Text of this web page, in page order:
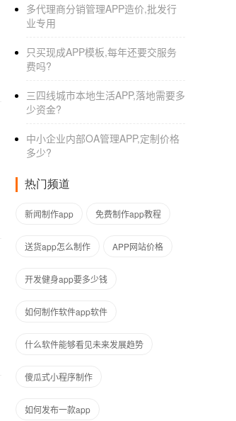
多代理商分销管理APP造价,批发行
业专用
只买现成APP模板,每年还要交服务
费吗?
三四线城市本地生活APP,落地需要多
少资金?
中小企业内部OA管理APP,定制价格
多少?
热门频道
新闻制作app 免费制作app教程
送货app怎么制作 APP网站价格
开发健身app要多少钱
如何制作软件app软件
什么软件能够看见未来发展趋势
傻瓜式小程序制作
如何发布一款app